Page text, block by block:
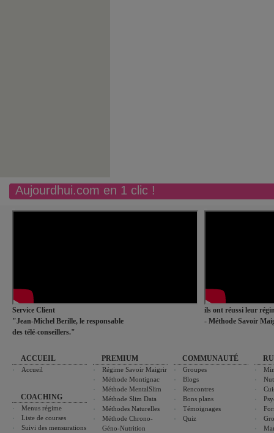
Aujourdhui.com en 1 clic !
Service Client
"Jean-Michel Berille, le responsable
des télé-conseillers."
ils ont réussi leur
- Méthode Savoir
ACCUEIL
Accueil
COACHING
Menus régime
Liste de courses
Suivi des mensurations
PREMIUM
Régime Savoir Maigrir
Méthode Montignac
Méthode MentalSlim
Méthode Slim Data
Méthodes Naturelles
Méthode Chrono-
Géno-Nutrition
COMMUNAUTÉ
Groupes
Blogs
Rencontres
Bons plans
Témoignages
Quiz